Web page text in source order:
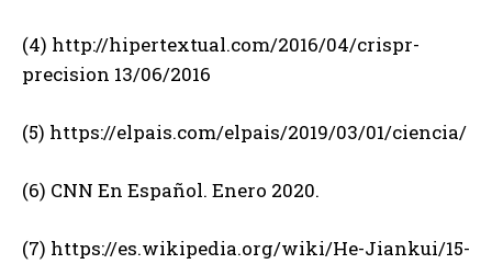
(4) http://hipertextual.com/2016/04/crispr-
precision 13/06/2016
(5) https://elpais.com/elpais/2019/03/01/ciencia/
(6) CNN En Español. Enero 2020.
(7) https://es.wikipedia.org/wiki/He-Jiankui/15-